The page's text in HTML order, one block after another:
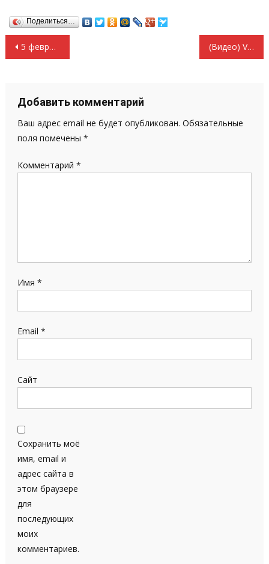
Поделиться…
Навигация
записям
5 февраля 2014 года в г. Саранске состоялся пикет в поддержку закона о «Детях войны». (Видео) VI Пленум Саранского городского Комитета КПРФ
Добавить комментарий
Ваш адрес email не будет опубликован. Обязательные
поля помечены *
Комментарий *
Имя *
Email *
Сайт
Сохранить моё
имя, email и
адрес сайта в
этом браузере
для
последующих
моих
комментариев.